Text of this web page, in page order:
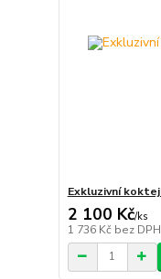
Exkluzivní
2 100 Kč/ks
1 736 Kč bez DPH